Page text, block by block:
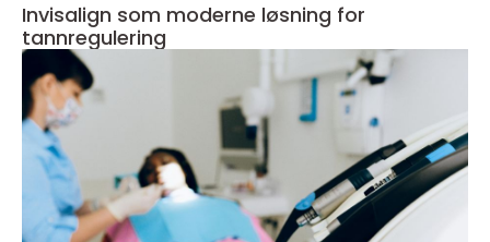
Invisalign som moderne løsning for
tannregulering